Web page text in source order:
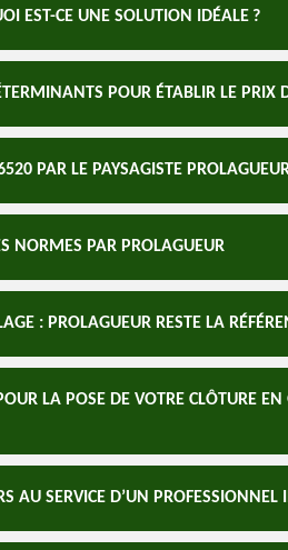
EST-CE UNE SOLUTION IDÉALE ?
POUR ÉTABLIR LE PRIX
PAR LE PAYSAGISTE
NORMES PAR PROLAGUEUR
: PROLAGUEUR RESTE LA
LA POSE DE VOTRE CLÔTURE
AU SERVICE D’UN